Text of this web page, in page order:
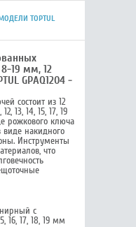
TOPTUL
19 мм, 12
GPAQ1204 -
состоит из 12
13, 14, 15, 17, 19
рожкового ключа
накидного
Инструменты
что
с
16, 17, 18, 19 мм